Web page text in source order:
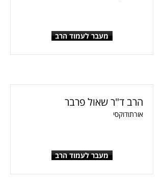
מעבר לעמוד הרב
הרב ד"ר שאול פרבר
אורתודוקסי
מעבר לעמוד הרב